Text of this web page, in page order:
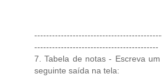
------------------------------------------
7. Tabela de notas - Escreva
seguinte saída na tela: